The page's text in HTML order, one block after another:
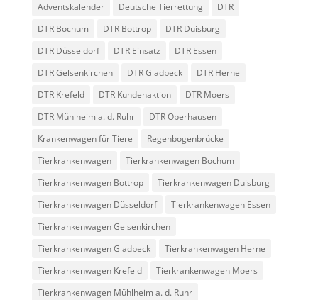
Adventskalender Deutsche Tierrettung
DTR
DTR Bochum
DTR Bottrop
DTR Duisburg
DTR Düsseldorf
DTR Einsatz
DTR Essen
DTR Gelsenkirchen
DTR Gladbeck
DTR Herne
DTR Krefeld
DTR Kundenaktion
DTR Moers
DTR Mühlheim a. d. Ruhr
DTR Oberhausen
Krankenwagen für Tiere
Regenbogenbrücke
Tierkrankenwagen
Tierkrankenwagen Bochum
Tierkrankenwagen Bottrop
Tierkrankenwagen Duisburg
Tierkrankenwagen Düsseldorf
Tierkrankenwagen Essen
Tierkrankenwagen Gelsenkirchen
Tierkrankenwagen Gladbeck
Tierkrankenwagen Herne
Tierkrankenwagen Krefeld
Tierkrankenwagen Moers
Tierkrankenwagen Mühlheim a. d. Ruhr